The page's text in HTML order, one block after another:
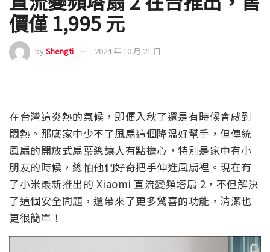
價僅 1,995 元
byShengti 2024 年 10 月 21 日
在台灣這炎熱的氣候，即便入秋了還是有時候會感到
悶熱。那麼家中少不了風扇這個降溫好幫手，但傳統
風扇的開放式扇葉總讓人有點擔心，特別是家中有小
朋友的時候，總怕他們好奇把手伸進風扇裡。現在有
了小米最新推出的 Xiaomi 直流變頻塔扇 2，不但解決
了這個安全問題，還帶來了更多驚喜的功能，清潔也
更很簡單！